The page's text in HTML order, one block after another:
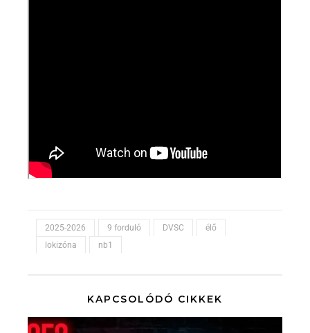
2025-2026 9 forduló DVSC
élő
lokizóna
nb1
KAPCSOLÓDÓ CIKKEK